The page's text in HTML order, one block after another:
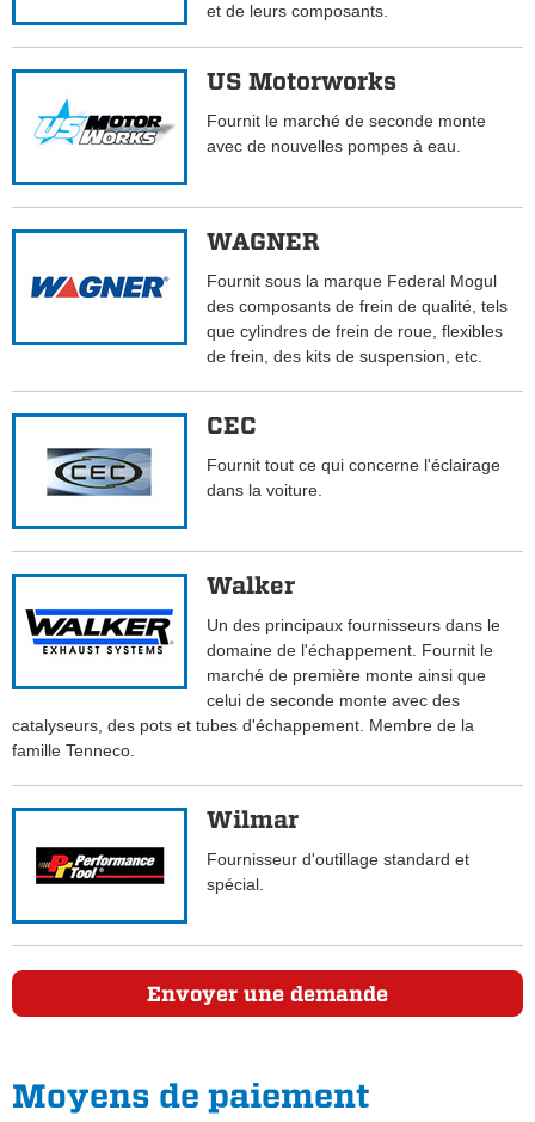
et de leurs composants.
US Motorworks
Fournit le marché de seconde monte
avec de nouvelles pompes à eau.
WAGNER
Fournit sous la marque Federal Mogul
des composants de frein de qualité, tels
que cylindres de frein de roue, flexibles
de frein, des kits de suspension, etc.
CEC
Fournit tout ce qui concerne l'éclairage
dans la voiture.
Walker
Un des principaux fournisseurs dans le
domaine de l'échappement. Fournit le
marché de première monte ainsi que
celui de seconde monte avec des
catalyseurs, des pots et tubes d'échappement. Membre de la
famille Tenneco.
Wilmar
Fournisseur d'outillage standard et
spécial.
Envoyer une demande
Moyens de paiement